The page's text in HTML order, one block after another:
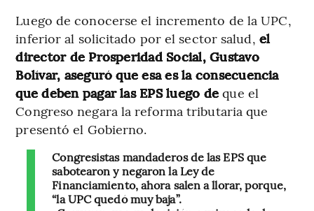
Luego de conocerse el incremento de la UPC,
inferior al solicitado por el sector salud, el
director de Prosperidad Social, Gustavo
Bolívar, aseguró que esa es la consecuencia
que deben pagar las EPS luego deque el
Congreso negara la reforma tributaria que
presentó el Gobierno.
Congresistas mandaderos de las EPS que
sabotearon y negaron la Ley de
Financiamiento, ahora salen a llorar, porque,
“la UPC quedó muy baja”.